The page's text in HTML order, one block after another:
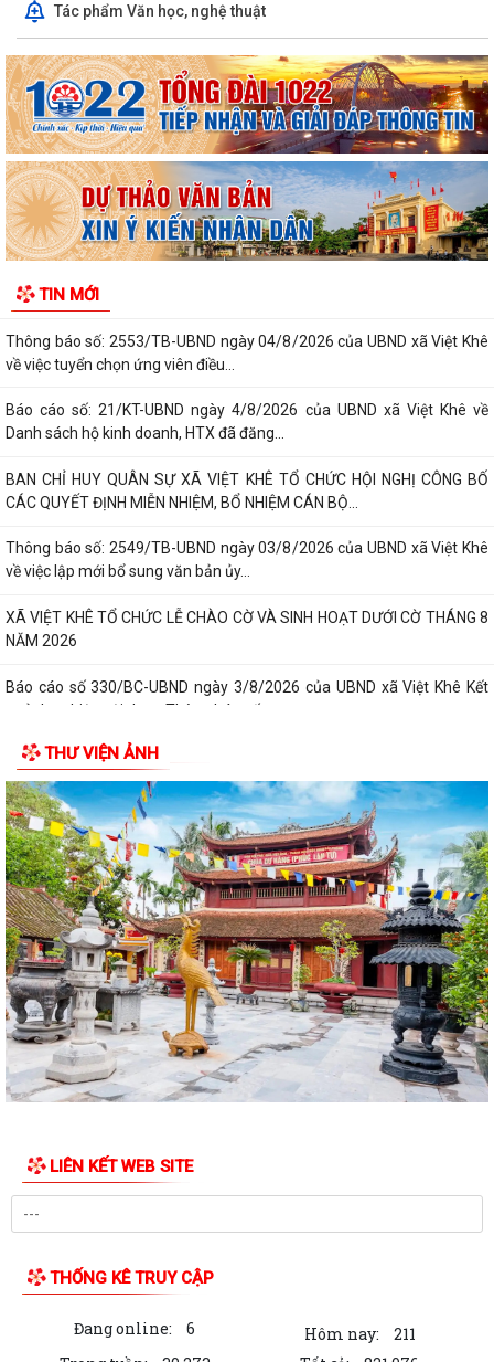
Tác phẩm Văn học, nghệ thuật
TIN MỚI
trên Nền tảng “Bình dân học...
XÃ VIỆT KHÊ TỔ CHỨC HỘI NGHỊ TUYÊN TRUYỀN PHỔ BIẾN PHÁP
LUẬT VỀ TRẬT TỰ AN TOÀN GIAO THÔNG VÀ TRAO...
Thông báo số: 159/TB-TTPVHCC ngày 4/8/2026 của UBND xã Việt
Khê Niêm yết về việc Bãi bỏ một số...
Kế hoạch số 105-KH-ĐU ngày 25/5/2026 của Đảng ủy xã Việt Khê về
việc tuyên truyền thực hiện Chỉ thị...
Khê Niêm yết về việc Bãi bỏ một số...
Thông báo số: 2553/TB-UBND ngày 04/8/2026 của UBND xã Việt Khê
về việc tuyển chọn ứng viên điều...
Báo cáo số: 21/KT-UBND ngày 4/8/2026 của UBND xã Việt Khê về
Danh sách hộ kinh doanh, HTX đã đăng...
BAN CHỈ HUY QUÂN SỰ XÃ VIỆT KHÊ TỔ CHỨC HỘI NGHỊ CÔNG BỐ
CÁC QUYẾT ĐỊNH MIỄN NHIỆM, BỔ NHIỆM CÁN BỘ...
Thông báo số: 2549/TB-UBND ngày 03/8/2026 của UBND xã Việt Khê
về việc lập mới bổ sung văn bản ủy...
XÃ VIỆT KHÊ TỔ CHỨC LỄ CHÀO CỜ VÀ SINH HOẠT DƯỚI CỜ THÁNG 8
NĂM 2026
Báo cáo số 330/BC-UBND ngày 3/8/2026 của UBND xã Việt Khê Kết
quả thực hiện nội dung Thông báo số...
Hội Nông dân xã Việt Khê phối hợp với Công ty Cổ phần Tư Nông
nghiệp và Xây dựng Hải Phong tổ chức...
XÃ VIỆTKHÊ, THÀNH PHỐ HẢI PHÒNG: BẾ MẠC LỚP BỒI DƯỠNG KIẾN
THỨC QUỐC PHÒNG VÀ AN NINH ĐỐI TƯỢNG 4...
Công văn số: 1925/UBND-VHXH ngày 31/7/2026 của UBND xã Việt
Khê về việc phối hợp triển khai tuyển...
Kế hoạch số: 252/KH-UBND ngày 31/7/2026 của UBND xã Việt Khê
Triển khai chiến dịch 90 ngày làm...
Thông báo số: 157/TB-TTPVHCC ngày 31/7/2026 Niêm yết về việc
phê duyệt quy trình nội bộ giải quyết...
Thông báo số: 2541/TB-UBND ngày 30/7/2026 của UBND xã Việt Khê
Thông báo số: 2542/TB-UBND ngày 30/7/2026 của UBND xã Việt Khê
Về việc đình chỉ lưu hành, thu hồi...
công dân định kỳ tuần 01, tháng...
Triển khai “ Chương trình Chăm sóc sức...
THƯ VIỆN ẢNH
LIÊN KẾT WEB SITE
THỐNG KÊ TRUY CẬP
Đang online: 6 Hôm nay:
211